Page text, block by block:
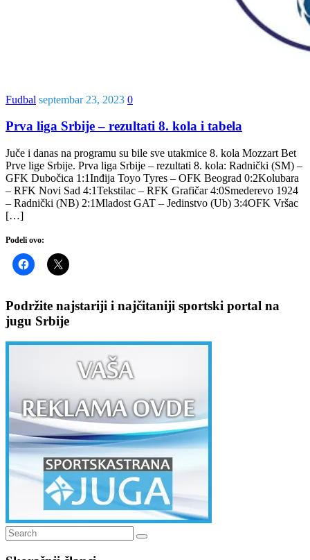
Fudbal septembar 23, 2023 0
Prva liga Srbije – rezultati 8. kola i tabela
Juče i danas na programu su bile sve utakmice 8. kola Mozzart Bet
Prve lige Srbije. Prva liga Srbije – rezultati 8. kola: Radnički (SM) –
GFK Dubočica 1:1Inđija Toyo Tyres – OFK Beograd 0:2Kolubara
– RFK Novi Sad 4:1Tekstilac – RFK Grafičar 4:0Smederevo 1924
– Radnički (NB) 2:1Mladost GAT – Jedinstvo (Ub) 3:4OFK Vršac
[…]
Podeli ovo:
Podržite najstariji i najčitaniji sportski portal na
jugu Srbije
Search
for:
Search